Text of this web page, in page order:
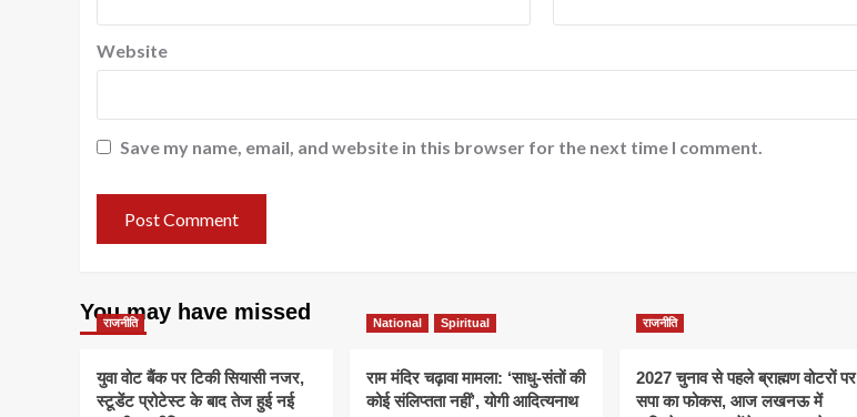
Website
Save my name, email, and website in this browser for the next time I comment.
You may have missed
राजनीति
युवा वोट बैंक पर टिकी सियासी नजर,
स्टूडेंट प्रोटेस्ट के बाद तेज हुई नई
National Spiritual
राम मंदिर चढ़ावा मामला: ‘साधु-संतों की
कोई संलिप्तता नहीं’, योगी आदित्यनाथ
राजनीति
2027 चुनाव से पहले ब्राह्मण वोटरों पर
सपा का फोकस, आज लखनऊ में